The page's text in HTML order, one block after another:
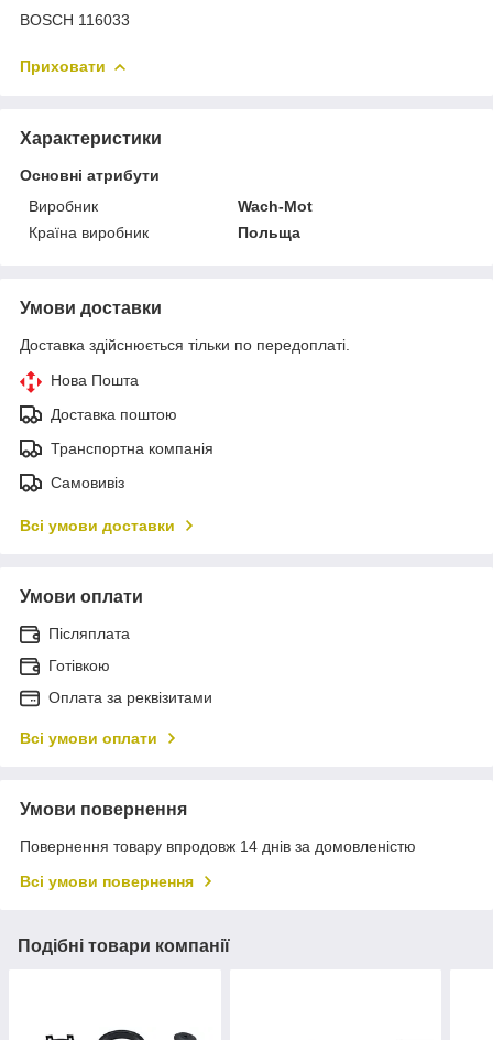
BOSCH 116033
Приховати
Характеристики
Основні атрибути
Виробник
Wach-Mot
Країна виробник
Польща
Умови доставки
Доставка здійснюється тільки по передоплаті.
Нова Пошта
Доставка поштою
Транспортна компанія
Самовивіз
Всі умови доставки
Умови оплати
Післяплата
Готівкою
Оплата за реквізитами
Всі умови оплати
Умови повернення
Повернення товару впродовж 14 днів за домовленістю
Всі умови повернення
Подібні товари компанії